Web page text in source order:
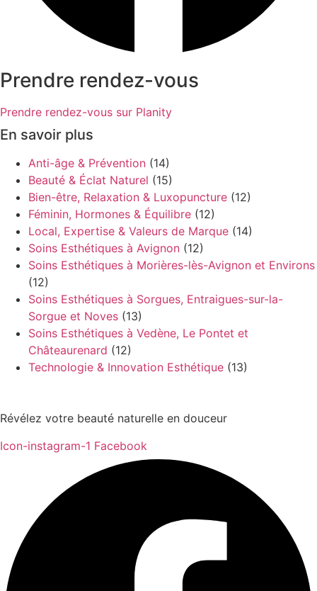
Prendre rendez-vous
Prendre rendez-vous sur Planity
En savoir plus
Anti-âge & Prévention (14)
Beauté & Éclat Naturel (15)
Bien-être, Relaxation & Luxopuncture (12)
Féminin, Hormones & Équilibre (12)
Local, Expertise & Valeurs de Marque (14)
Soins Esthétiques à Avignon (12)
Soins Esthétiques à Morières-lès-Avignon et Environs
(12)
Soins Esthétiques à Sorgues, Entraigues-sur-la-
Sorgue et Noves (13)
Soins Esthétiques à Vedène, Le Pontet et
Châteaurenard (12)
Technologie & Innovation Esthétique (13)
Révélez votre beauté naturelle en douceur
Icon-instagram-1 Facebook